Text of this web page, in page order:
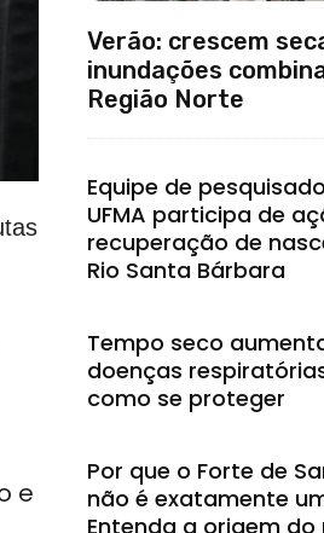
e
Verão: crescem
inundações
Região Norte
Equipe de
UFMA participa de
recuperação de
Rio Santa Bárbara
Tempo seco
doenças
como se proteger
Por que o Forte de
não é exatamente
Entenda a origem do